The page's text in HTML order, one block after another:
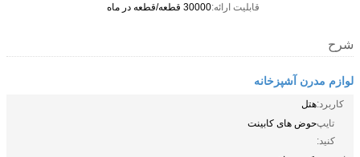
قابلیت ارائه:30000 قطعه/قطعه در ماه
شرح
لوازم مدرن آشپزخانه
کاربرد:هتل
تایپ
کنید:
حوض های کابینت